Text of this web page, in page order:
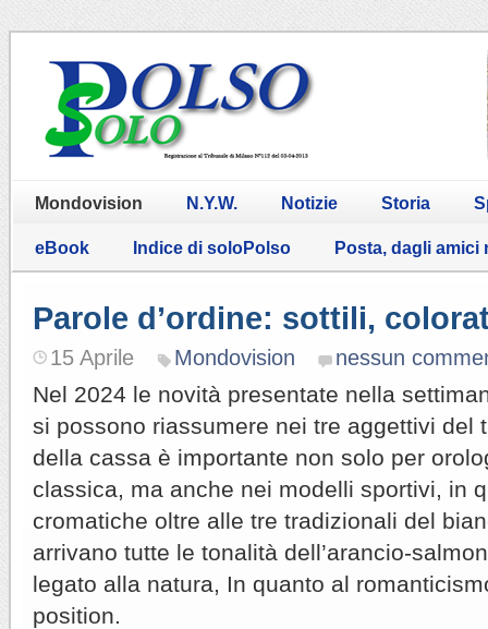
Mondovision N.Y.W. Notizie Storia
eBook Indice di soloPolso Posta, dagli amici
Parole d’ordine: sottili,
15 Aprile Mondovision nessun
Nel 2024 le novità presentate nella
si possono riassumere nei tre aggettivi del
della cassa è importante non solo per
classica, ma anche nei modelli sportivi, in
cromatiche oltre alle tre tradizionali del
arrivano tutte le tonalità dell’arancio-
legato alla natura, In quanto al
position.